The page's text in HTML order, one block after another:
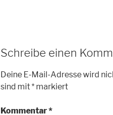
Schreibe einen
Deine E-Mail-Adresse wird
sind mit* markiert
Kommentar*